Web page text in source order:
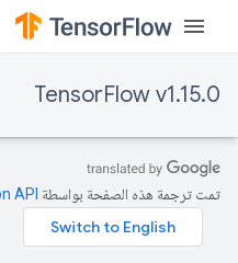
TensorFlow v1.15.0
تمت ترجمة هذه الصفحة بواسطة API‏